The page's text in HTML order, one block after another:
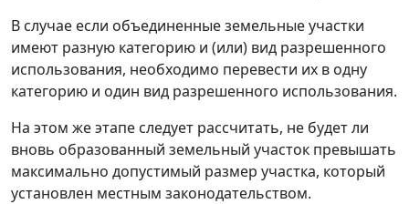
В случае если объединенные земельные участки
имеют разную категорию и (или) вид разрешенного
использования, необходимо перевести их в одну
категорию и один вид разрешенного использования.
На этом же этапе следует рассчитать, не будет ли
вновь образованный земельный участок превышать
максимально допустимый размер участка, который
установлен местным законодательством.